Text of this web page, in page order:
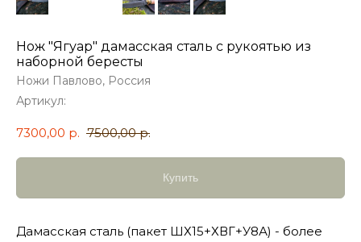
Нож "Ягуар" дамасская сталь с рукоятью из
наборной бересты
Ножи Павлово, Россия
Артикул:
7300,00 р. 7500,00 р.
Купить
Дамасская сталь (пакет ШХ15+ХВГ+У8А) - более